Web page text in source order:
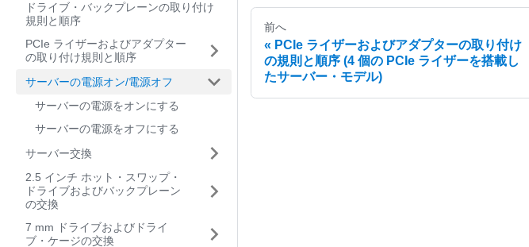
ドライブ・バックプレーンの取り付け
規則と順序
PCIe ライザーおよびアダプター
の取り付け規則と順序
サーバーの電源オン/電源オフ
サーバーの電源をオンにする
サーバーの電源をオフにする
サーバー交換
2.5 インチ ホット・スワップ・
ドライブおよびバックプレーン
の交換
7 mm ドライブおよびドライ
ブ・ケージの交換
前へ
PCIe ライザーおよびアダプターの取り付け
の規則と順序 (4 個の PCIe ライザーを搭載し
たサーバー・モデル)